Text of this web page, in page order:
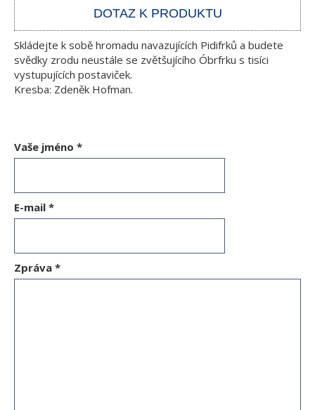
DOTAZ K PRODUKTU
Skládejte k sobě hromadu navazujících Pidifrků a budete
svědky zrodu neustále se zvětšujícího Óbrfrku s tisíci
vystupujících postaviček.
Kresba: Zdeněk Hofman.
Vaše jméno *
E-mail *
Zpráva *